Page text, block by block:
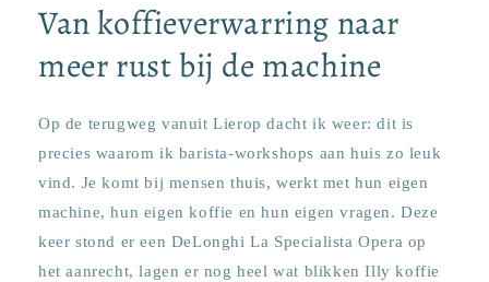
Van koffieverwarring naar
meer rust bij de machine
Op de terugweg vanuit Lierop dacht ik weer: dit is
precies waarom ik barista-workshops aan huis zo leuk
vind. Je komt bij mensen thuis, werkt met hun eigen
machine, hun eigen koffie en hun eigen vragen. Deze
keer stond er een DeLonghi La Specialista Opera op
het aanrecht, lagen er nog heel wat blikken Illy koffie